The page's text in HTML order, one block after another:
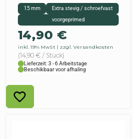
15 mm
Extra stevig / schroefvast
voorgeprimed
14,90 €
inkl. 19% MwSt zzgl. Versandkosten
(14,90 € / Stück)
Lieferzeit: 3 - 6 Arbeitstage
Beschikbaar voor afhaling